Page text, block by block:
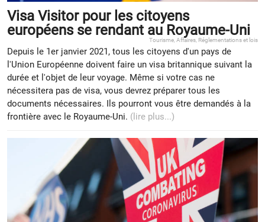
Visa Visitor pour les citoyens
européens se rendant au Royaume-Uni
Tourisme Affaires Réglementations et lois
Depuis le 1er janvier 2021, tous les citoyens d'un pays de
l'Union Européenne doivent faire un visa britannique suivant la
durée et l'objet de leur voyage. Même si votre cas ne
nécessitera pas de visa, vous devrez préparer tous les
documents nécessaires. Ils pourront vous être demandés à la
frontière avec le Royaume-Uni. (lire plus...)